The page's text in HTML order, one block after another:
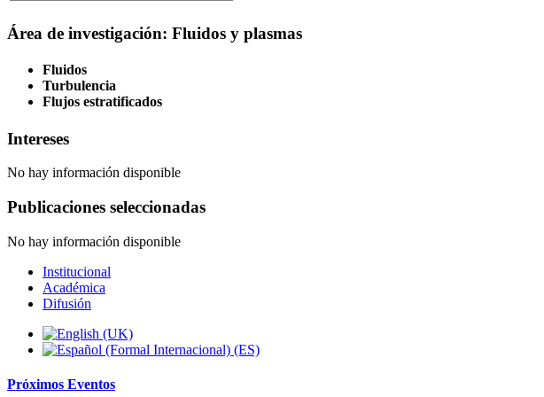
Área de investigación: Fluidos y plasmas
Fluidos
Turbulencia
Flujos estratificados
Intereses
No hay información disponible
Publicaciones seleccionadas
No hay información disponible
Institucional
Académica
Difusión
Próximos Eventos